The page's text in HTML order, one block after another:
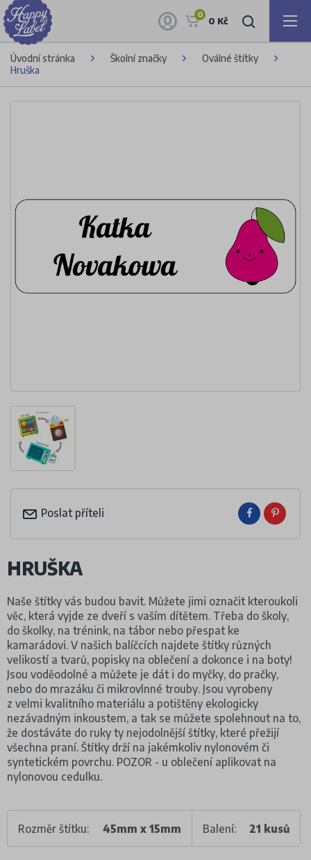
0
0 Kč
Úvodní stránka Školní značky
Oválné štítky
Hruška
Poslat příteli
HRUŠKA
Naše štítky vás budou bavit. Můžete jimi označit kteroukoli
věc, která vyjde ze dveří s vaším dítětem. Třeba do školy,
do školky, na trénink, na tábor nebo přespat ke
kamarádovi. V našich balíčcích najdete štítky různých
velikostí a tvarů, popisky na oblečení a dokonce i na boty!
Jsou voděodolné a můžete je dát i do myčky, do pračky,
nebo do mrazáku či mikrovlnné trouby. Jsou vyrobeny
z velmi kvalitního materiálu a potištěny ekologicky
nezávadným inkoustem, a tak se můžete spolehnout na to,
že dostáváte do ruky ty nejodolnější štítky, které přežijí
všechna praní. Štítky drží na jakémkoliv nylonovém či
syntetickém povrchu. POZOR - u oblečení aplikovat na
nylonovou cedulku.
Rozměr štítku: 45mm x 15mm Balení: 21 kusů